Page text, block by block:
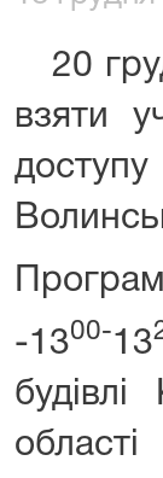
20
взяти
-1300-13